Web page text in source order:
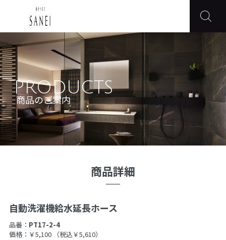
PRODUCTS
商品のご案内
商品詳細
自動洗濯機給水延長ホース
品番： PT17-2-4
価格：￥5,100
（税込￥5,610）